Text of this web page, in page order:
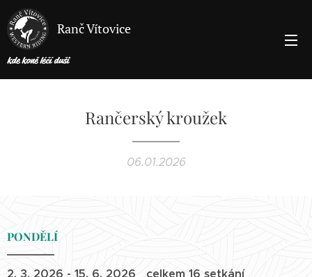
Ranč Vítovice
kde koně léčí duši
Rančerský kroužek
06.01.2026
PONDĚLÍ
2. 3. 2026 - 15. 6. 2026 celkem 16 setkání